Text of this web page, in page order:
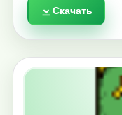
Скачать